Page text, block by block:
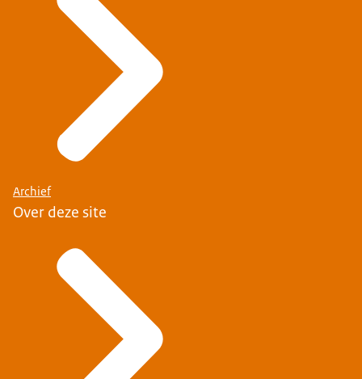
Archief
Over deze site